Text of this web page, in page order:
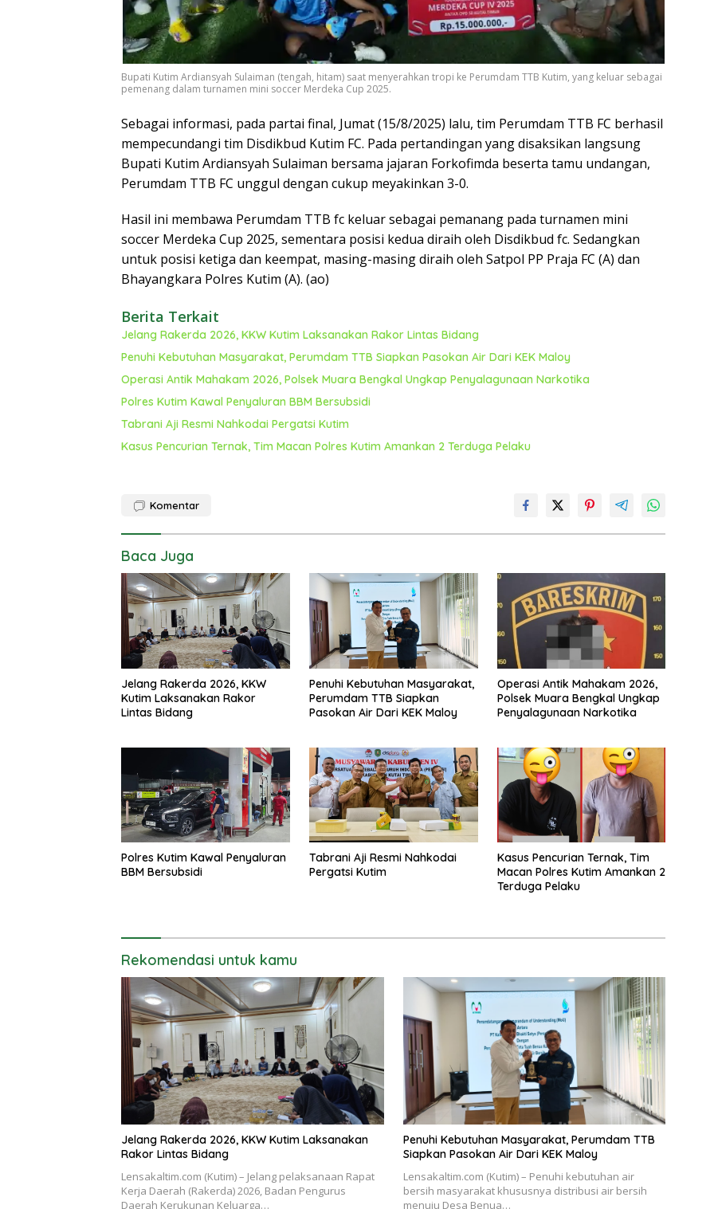
Bupati Kutim Ardiansyah Sulaiman (tengah, hitam) saat menyerahkan tropi ke Perumdam TTB Kutim, yang keluar sebagai
pemenang dalam turnamen mini soccer Merdeka Cup 2025.
Sebagai informasi, pada partai final, Jumat (15/8/2025) lalu, tim Perumdam TTB FC berhasil
mempecundangi tim Disdikbud Kutim FC. Pada pertandingan yang disaksikan langsung
Bupati Kutim Ardiansyah Sulaiman bersama jajaran Forkofimda beserta tamu undangan,
Perumdam TTB FC unggul dengan cukup meyakinkan 3-0.
Hasil ini membawa Perumdam TTB fc keluar sebagai pemanang pada turnamen mini
soccer Merdeka Cup 2025, sementara posisi kedua diraih oleh Disdikbud fc. Sedangkan
untuk posisi ketiga dan keempat, masing-masing diraih oleh Satpol PP Praja FC (A) dan
Bhayangkara Polres Kutim (A). (ao)
Berita Terkait
Jelang Rakerda 2026, KKW Kutim Laksanakan Rakor Lintas Bidang
Penuhi Kebutuhan Masyarakat, Perumdam TTB Siapkan Pasokan Air Dari KEK Maloy
Operasi Antik Mahakam 2026, Polsek Muara Bengkal Ungkap Penyalagunaan Narkotika
Polres Kutim Kawal Penyaluran BBM Bersubsidi
Tabrani Aji Resmi Nahkodai Pergatsi Kutim
Kasus Pencurian Ternak, Tim Macan Polres Kutim Amankan 2 Terduga Pelaku
Komentar
Baca Juga
Jelang Rakerda 2026, KKW
Kutim Laksanakan Rakor
Lintas Bidang
Penuhi Kebutuhan Masyarakat,
Perumdam TTB Siapkan
Pasokan Air Dari KEK Maloy
Operasi Antik Mahakam 2026,
Polsek Muara Bengkal Ungkap
Penyalagunaan Narkotika
Polres Kutim Kawal Penyaluran
BBM Bersubsidi
Tabrani Aji Resmi Nahkodai
Pergatsi Kutim
Kasus Pencurian Ternak, Tim
Macan Polres Kutim Amankan 2
Terduga Pelaku
Rekomendasi untuk kamu
Jelang Rakerda 2026, KKW Kutim Laksanakan
Rakor Lintas Bidang
Lensakaltim.com (Kutim) – Jelang pelaksanaan Rapat
Kerja Daerah (Rakerda) 2026, Badan Pengurus
Daerah Kerukunan Keluarga…
Penuhi Kebutuhan Masyarakat, Perumdam TTB
Siapkan Pasokan Air Dari KEK Maloy
Lensakaltim.com (Kutim) – Penuhi kebutuhan air
bersih masyarakat khususnya distribusi air bersih
menuju Desa Benua…